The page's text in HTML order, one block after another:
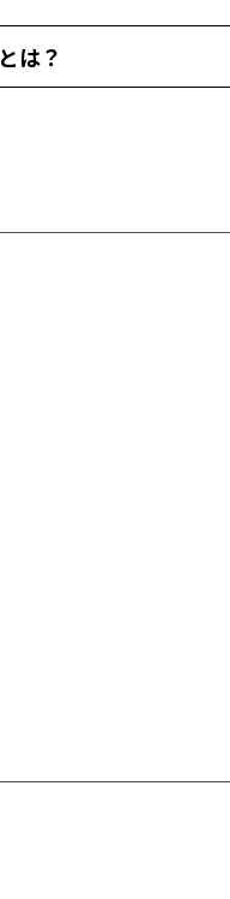
は？